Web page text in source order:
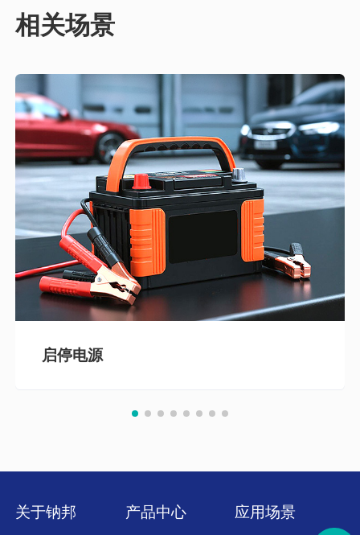
相关场景
启停电源
关于钠邦 产品中心
应用场景